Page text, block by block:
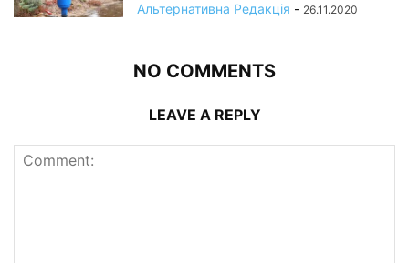
Альтернативна Редакція - 26.11.2020
NO COMMENTS
LEAVE A REPLY